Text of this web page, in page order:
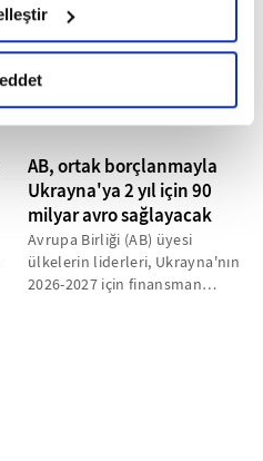
kapsamında
ile ilgili daha
tıklayınız.
AB, ortak borçlanmayla
Ukrayna'ya 2 yıl için 90
milyar avro sağlayacak
Avrupa Birliği (AB) üyesi
ülkelerin liderleri, Ukrayna'nın
2026-2027 için finansman